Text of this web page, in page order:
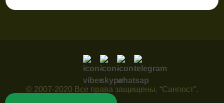
© 2007-2020 Все права защищены. “Санпост”.